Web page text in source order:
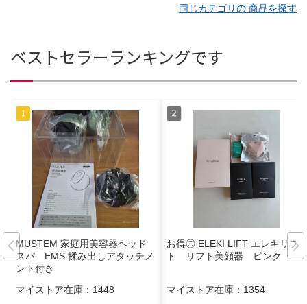
同じカテゴリの 商品を探す
ベストセラーランキングです
MUSTEM 家庭用美容器ヘッド
スパ EMS 揉み出しアタッチメ
ント付き
マイストア在庫： 1448
お得◎ ELEKI LIFT エレキリフ
ト リフト美顔器 ピンク
マイストア在庫： 1354